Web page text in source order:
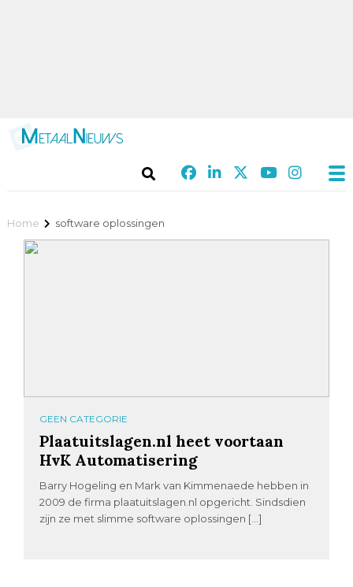
Home software oplossingen
GEEN CATEGORIE
Plaatuitslagen.nl heet voortaan
HvK Automatisering
Barry Hogeling en Mark van Kimmenaede hebben in
2009 de firma plaatuitslagen.nl opgericht. Sindsdien
zijn ze met slimme software oplossingen […]